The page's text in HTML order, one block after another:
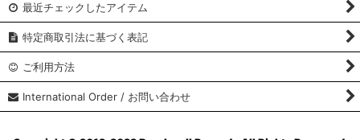
最近チェックしたアイテム
特定商取引法に基づく表記
ご利用方法
International Order / お問い合わせ